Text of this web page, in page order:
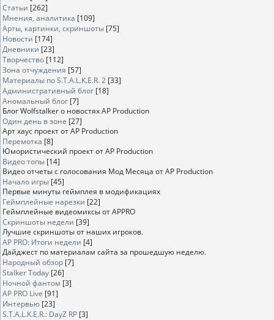
Статьи [262]
Мнения, аналитика [109]
Арты, картинки, скриншоты [75]
Новости [174]
Дневники [23]
Творчество [112]
Зона отчуждения [57]
Материалы по S.T.A.L.K.E.R. 2 [33]
Административный блог [18]
Аномальный блог [7]
Блог Wolfstalker о новостях AP Production
Один день в зоне [27]
Арт хаус проект от AP Production
Перемотка [8]
Юмористический проект от AP Production
Видео топы [14]
Видео отчеты с голосования Мод Месяца от AP Production
Начало игры [45]
Первые минуты геймплея в модификациях
Геймплейные нарезки [22]
Геймплейные видеомиксы от APPRO
Скриншоты недели [39]
Лучшие скриншоты от наших игроков.
AP PRO: Итоги недели [4]
Дайджест по материалам сайта за прошедшую неделю.
Народный обзор [7]
Stalker Today [26]
Ночной фантом [3]
AP PRO Live [91]
Интервью [23]
S.T.A.L.K.E.R.: DayZ RP [3]